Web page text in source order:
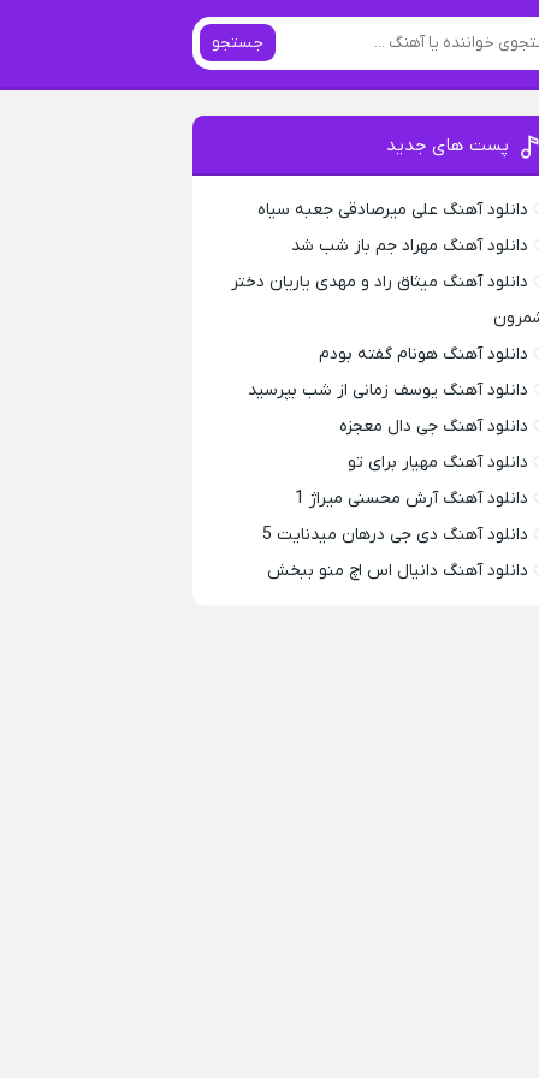
جستجو
پست های جدید
دانلود آهنگ علی میرصادقی جعبه سیاه
دانلود آهنگ مهراد جم باز شب شد
دانلود آهنگ میثاق راد و مهدی یاریان دختر
دانلود آهنگ هونام گفته بودم
دانلود آهنگ یوسف زمانی از شب بپرسید
دانلود آهنگ جی دال معجزه
دانلود آهنگ مهیار برای تو
دانلود آهنگ آرش محسنی میراژ 1
دانلود آهنگ دی جی درهان میدنایت 5
دانلود آهنگ دانیال اس اچ منو ببخش